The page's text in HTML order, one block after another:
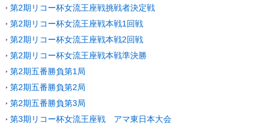
第2期リコー杯女流王座戦挑戦者決定戦
第2期リコー杯女流王座戦本戦1回戦
第2期リコー杯女流王座戦本戦2回戦
第2期リコー杯女流王座戦本戦準決勝
第2期五番勝負第1局
第2期五番勝負第2局
第2期五番勝負第3局
第3期リコー杯女流王座戦 アマ東日本大会